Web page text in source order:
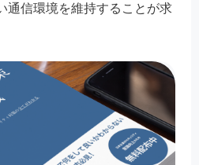
通信環境を維持することが求